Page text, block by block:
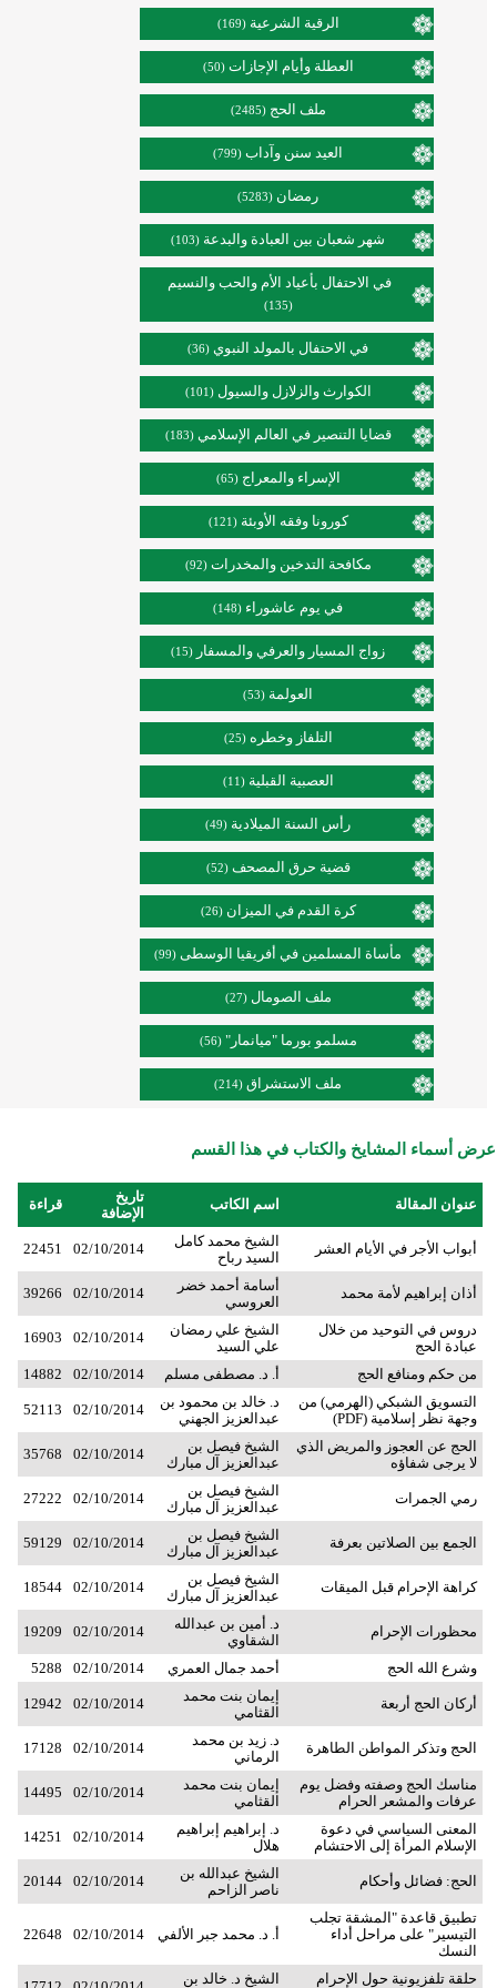
الرقية الشرعية (169)
العطلة وأيام الإجازات (50)
ملف الحج (2485)
العيد سنن وآداب (799)
رمضان (5283)
شهر شعبان بين العبادة والبدعة (103)
في الاحتفال بأعياد الأم والحب والنسيم
(135)
في الاحتفال بالمولد النبوي (36)
الكوارث والزلازل والسيول (101)
قضايا التنصير في العالم الإسلامي (183)
الإسراء والمعراج (65)
كورونا وفقه الأوبئة (121)
مكافحة التدخين والمخدرات (92)
في يوم عاشوراء (148)
زواج المسيار والعرفي والمسفار (15)
العولمة (53)
التلفاز وخطره (25)
العصبية القبلية (11)
رأس السنة الميلادية (49)
قضية حرق المصحف (52)
كرة القدم في الميزان (26)
مأساة المسلمين في أفريقيا الوسطى (99)
ملف الصومال (27)
مسلمو بورما "ميانمار" (56)
ملف الاستشراق (214)
عرض أسماء المشايخ والكتاب في هذا القسم
عنوان المقالة اسم الكاتب
تاريخ
الإضافة
قراءة
أبواب الأجر في الأيام العشر
الشيخ محمد كامل
السيد رباح
02/10/2014
22451
أذان إبراهيم لأمة محمد
أسامة أحمد خضر
العروسي
02/10/2014
39266
دروس في التوحيد من خلال
عبادة الحج
الشيخ علي رمضان
علي السيد
02/10/2014
16903
من حكم ومنافع الحج أ. د. مصطفى مسلم 02/10/2014
14882
التسويق الشبكي (الهرمي) من
وجهة نظر إسلامية (PDF)
د. خالد بن محمود بن
عبدالعزيز الجهني
02/10/2014
52113
الحج عن العجوز والمريض الذي
لا يرجى شفاؤه
الشيخ فيصل بن
عبدالعزيز آل مبارك
02/10/2014
35768
رمي الجمرات
الشيخ فيصل بن
عبدالعزيز آل مبارك
02/10/2014
27222
الجمع بين الصلاتين بعرفة
الشيخ فيصل بن
عبدالعزيز آل مبارك
02/10/2014
59129
كراهة الإحرام قبل الميقات
الشيخ فيصل بن
عبدالعزيز آل مبارك
02/10/2014
18544
محظورات الإحرام
د. أمين بن عبدالله
الشقاوي
02/10/2014
19209
وشرع الله الحج أحمد جمال العمري 02/10/2014
5288
أركان الحج أربعة
إيمان بنت محمد
القثامي
02/10/2014
12942
الحج وتذكر المواطن الطاهرة
د. زيد بن محمد
الرماني
02/10/2014
17128
مناسك الحج وصفته وفضل يوم
عرفات والمشعر الحرام
إيمان بنت محمد
القثامي
02/10/2014
14495
المعنى السياسي في دعوة
الإسلام المرأة إلى الاحتشام
د. إبراهيم إبراهيم
هلال
02/10/2014
14251
الحج: فضائل وأحكام
الشيخ عبدالله بن
ناصر الزاحم
02/10/2014
20144
تطبيق قاعدة "المشقة تجلب
التيسير" على مراحل أداء
النسك
أ. د. محمد جبر الألفي 02/10/2014
22648
حلقة تلفزيونية حول الإحرام
الشيخ د. خالد بن